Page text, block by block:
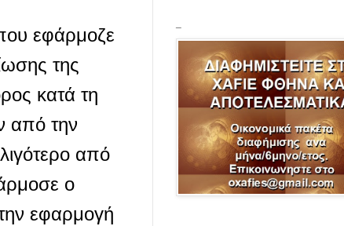
εφάρμοζε
της
κατά τη
από την
από
ο
εφαρμογή